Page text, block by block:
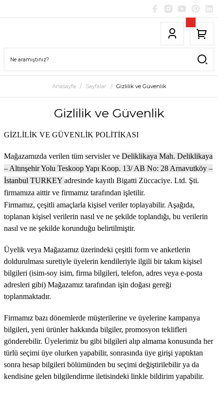
Anasayfa Sayfalar Gizlilik ve Güvenlik
Gizlilik ve Güvenlik
GİZLİLİK VE GÜVENLİK POLİTİKASI
Mağazamızda verilen tüm servisler ve Deliklikaya Mah. Deliklikaya
– Altınşehir Yolu Teskoop Yapı Koop. 13/ AB No: 28 Arnavutköy –
İstanbul TURKEY adresinde kayıtlı Bigatti Züccaciye. Ltd. Şti.
firmamıza aittir ve firmamız tarafından işletilir.
Firmamız, çeşitli amaçlarla kişisel veriler toplayabilir. Aşağıda,
toplanan kişisel verilerin nasıl ve ne şekilde toplandığı, bu verilerin
nasıl ve ne şekilde korunduğu belirtilmiştir.
Üyelik veya Mağazamız üzerindeki çeşitli form ve anketlerin
doldurulması suretiyle üyelerin kendileriyle ilgili bir takım kişisel
bilgileri (isim-soy isim, firma bilgileri, telefon, adres veya e-posta
adresleri gibi) Mağazamız tarafından işin doğası gereği
toplanmaktadır.
Firmamız bazı dönemlerde müşterilerine ve üyelerine kampanya
bilgileri, yeni ürünler hakkında bilgiler, promosyon teklifleri
gönderebilir. Üyelerimiz bu gibi bilgileri alıp almama konusunda her
türlü seçimi üye olurken yapabilir, sonrasında üye girişi yaptıktan
sonra hesap bilgileri bölümünden bu seçimi değiştirilebilir ya da
kendisine gelen bilgilendirme iletisindeki linkle bildirim yapabilir.